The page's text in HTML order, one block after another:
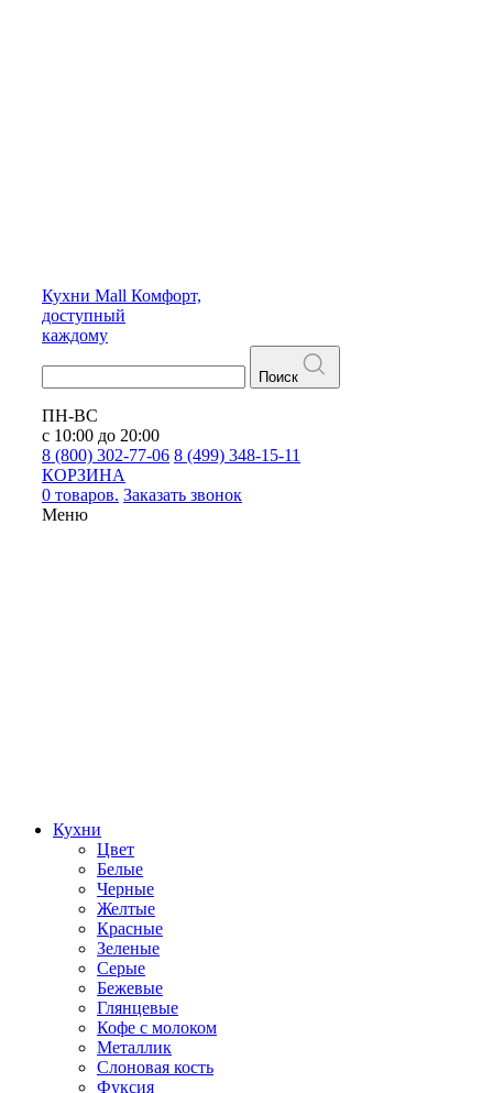
Кухни Mall Комфорт,
доступный
каждому
Поиск
ПН-ВС
с 10:00 до 20:00
8 (800) 302-77-06 8 (499) 348-15-11
КОРЗИНА
0 товаров. Заказать звонок
Меню
Кухни
Цвет
Белые
Черные
Желтые
Красные
Зеленые
Серые
Бежевые
Глянцевые
Кофе с молоком
Металлик
Слоновая кость
Фуксия